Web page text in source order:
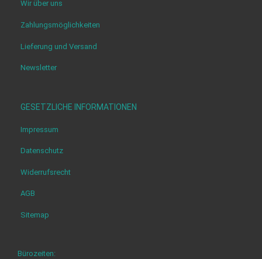
Wir über uns
Zahlungsmöglichkeiten
Lieferung und Versand
Newsletter
GESETZLICHE INFORMATIONEN
Impressum
Datenschutz
Widerrufsrecht
AGB
Sitemap
Bürozeiten: